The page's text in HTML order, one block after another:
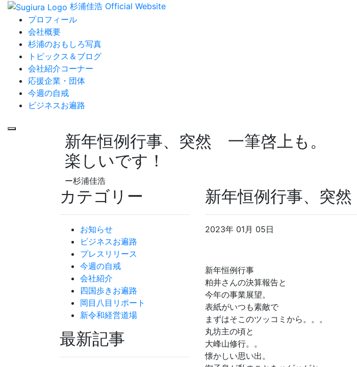
杉浦佳浩 Official Website
プロフィール
会社概要
杉浦のおもしろ写真
トピックス＆ブログ
会社紹介コーナー
応援企業・団体
今週の自戒
ビジネスお遍路
新年恒例行事、突然 一筆啓上も。
楽しいです！
ー杉浦佳浩
新年恒例行事、突
2023年 01月 05日
新年恒例行事
粕井さんの決算報告と
今年の事業展望。
表紙がいつも素敵で
まずはそこのツッコミから。。。
丸坊主の頃と
大峰山修行。。
懐かしい思い出。
カテゴリー
お知らせ
ビジネスお遍路
プレスリリース
今週の自戒
会社紹介
四国歩きお遍路
岡目八目リポート
新令和経営道場
最新記事